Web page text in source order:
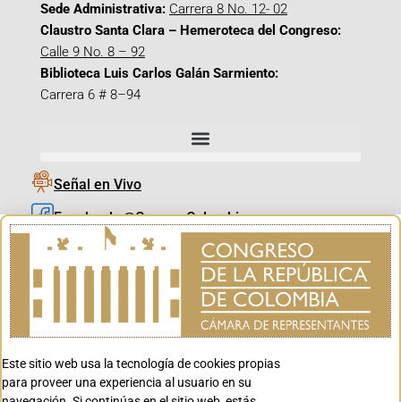
Sede Administrativa: Carrera 8 No. 12- 02
Claustro Santa Clara – Hemeroteca del Congreso:
Calle 9 No. 8 – 92
Biblioteca Luis Carlos Galán Sarmiento:
Carrera 6 # 8–94
Señal en Vivo
Facebook_@CamaraColombia
Instagram_@CamaraColombia
X_@CamaraColombia
Youtube_@CamaraColombia
Youtube_@CanalCongreso
Este sitio web usa la tecnología de cookies propias
para proveer una experiencia al usuario en su